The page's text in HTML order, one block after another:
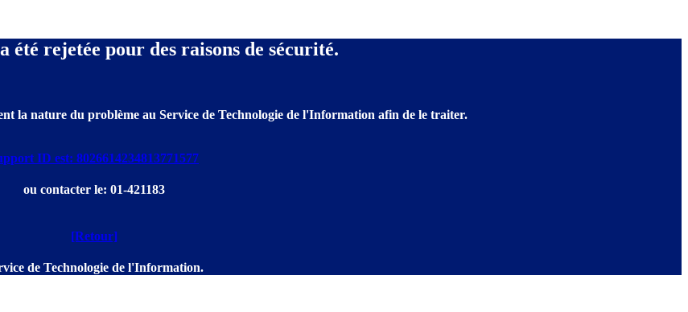
été rejetée pour des raisons de sécurité.
la nature du problème au Service de Technologie de l'Information afin de le traiter.
ID est: 8026614234813771577
ou contacter le: 01-421183
[Retour]
de Technologie de l'Information.